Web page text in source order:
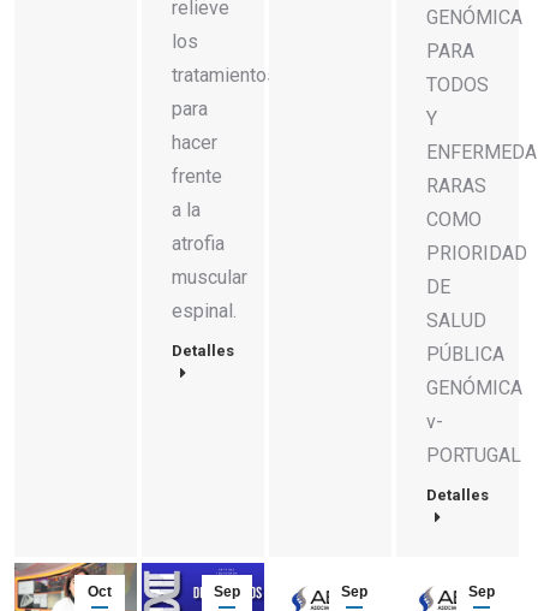
relieve
los
tratamientos
para
hacer
frente
a la
atrofia
muscular
espinal.
Detalles
GENÓMICA
PARA
TODOS
Y
RARAS
COMO
PRIORIDAD
DE
SALUD
PÚBLICA
GENÓMICA
v-
PORTUGAL
Detalles
Oct Sep Sep Sep